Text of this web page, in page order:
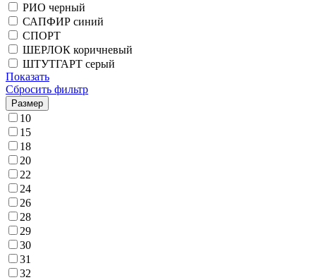
РИО черный
САПФИР синий
СПОРТ
ШЕРЛОК коричневый
ШТУТГАРТ серый
Показать
Сбросить фильтр
Размер
10
15
18
20
22
24
26
28
29
30
31
32